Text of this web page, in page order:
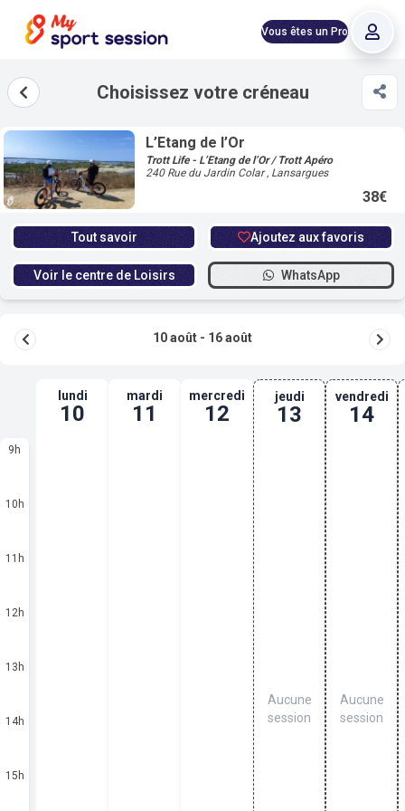
Vous êtes un Pro
Choisissez votre créneau
L’Etang de l’Or
Trott Life - L’Etang de l’Or / Trott Apéro
240 Rue du Jardin Colar , Lansargues
38€
Tout savoir Ajoutez aux favoris
Voir le centre de Loisirs WhatsApp
10 août - 16 août
9 h
10 h
11 h
12h
13 h
14h
15 h
lundi
10
mardi
11
mercredi
12
jeudi
13
Aucune
session
vendredi
14
Aucune
session